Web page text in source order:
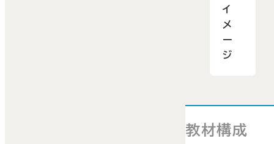
イ
メ
ー
ジ
教材構成